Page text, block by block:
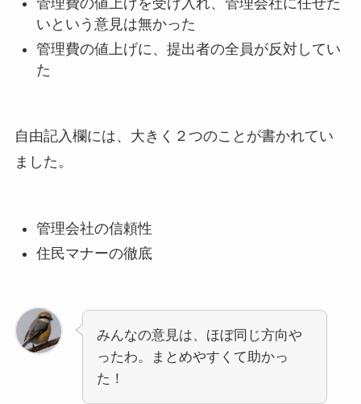
管理費の値上げを受け入れ、管理会社に任せた
いという意見は無かった
管理費の値上げに、提出者の全員が反対してい
た
自由記入欄には、大きく２つのことが書かれてい
ました。
管理会社の信頼性
住民マナーの徹底
みんなの意見は、ほぼ同じ方向や
ったわ。まとめやすくて助かっ
た！